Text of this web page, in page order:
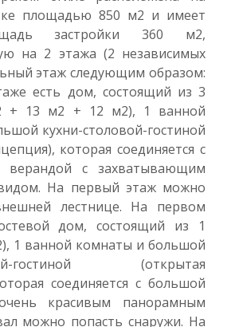
площадью 850 м2 и имеет
застройки 360 м2,
на 2 этажа (2 независимых
этаж следующим образом:
есть дом, состоящий из 3
+ 13 м2 + 12 м2), 1 ванной
кухни-столовой-гостиной
которая соединяется с
верандой с захватывающим
На первый этаж можно
лестнице. На первом
дом, состоящий из 1
1 ванной комнаты и большой
гостиной (открытая
соединяется с большой
красивым панорамным
можно попасть снаружи. На